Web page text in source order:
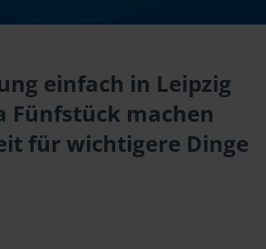
einfach in Leipzig
Fünfstück machen
für wichtigere Dinge